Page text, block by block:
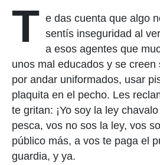
T e das cuenta que algo
sentís inseguridad al
a esos agentes que
unos mal educados y se creen
por andar uniformados, usar
plaquita en el pecho. Les
te gritan: ¡Yo soy la ley
pesca, vos no sos la ley, vos
público más, a vos te paga el
guardia, y ya.